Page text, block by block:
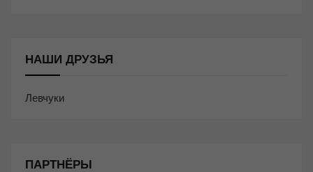
НАШИ ДРУЗЬЯ
Левчуки
ПАРТНЁРЫ